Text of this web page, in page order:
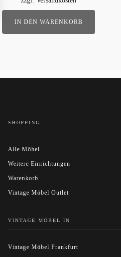
IN DEN WARENKORB
SHOPPING
Alle Möbel
Weitere Einrichtungen
Warenkorb
Vintage Möbel Outlet
VINTAGE MÖBEL IN
Vintage Möbel Frankfurt